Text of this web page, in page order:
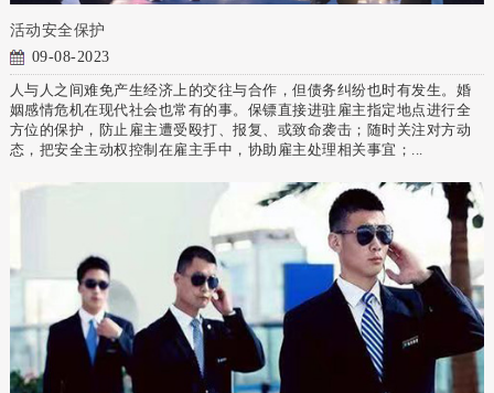
活动安全保护
09-08-2023
人与人之间难免产生经济上的交往与合作，但债务纠纷也时有发生。婚
姻感情危机在现代社会也常有的事。保镖直接进驻雇主指定地点进行全
方位的保护，防止雇主遭受殴打、报复、或致命袭击；随时关注对方动
态，把安全主动权控制在雇主手中，协助雇主处理相关事宜；...